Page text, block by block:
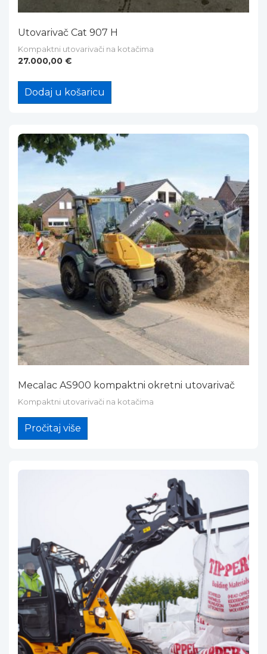
Utovarivač Cat 907 H
Kompaktni utovarivači na kotačima
27.000,00 €
Dodaj u košaricu
Mecalac AS900 kompaktni okretni utovarivač
Kompaktni utovarivači na kotačima
Pročitaj više